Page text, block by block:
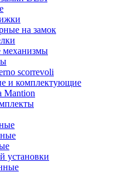
на замок
scorrevoli
и комплектующие
Mantion
установки